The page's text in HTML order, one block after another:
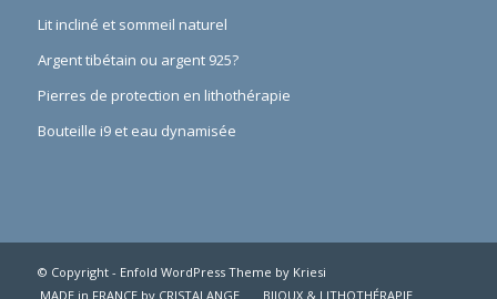
Lit incliné et sommeil naturel
Argent tibétain ou argent 925?
Pierres de protection en lithothérapie
Bouteille i9 et eau dynamisée
© Copyright - Enfold WordPress Theme by Kriesi
MADE in FRANCE by CRISTALANGE
BIJOUX & LITHOTHÉRAPIE